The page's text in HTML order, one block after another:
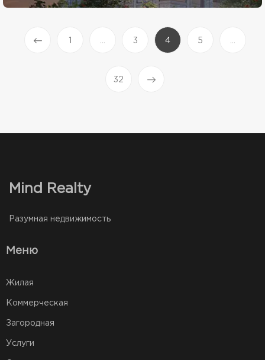
... 3 4(current)
5 ...
32
Mind Realty
Разумная недвижимость
Меню
Жилая
Коммерческая
Загородная
Услуги